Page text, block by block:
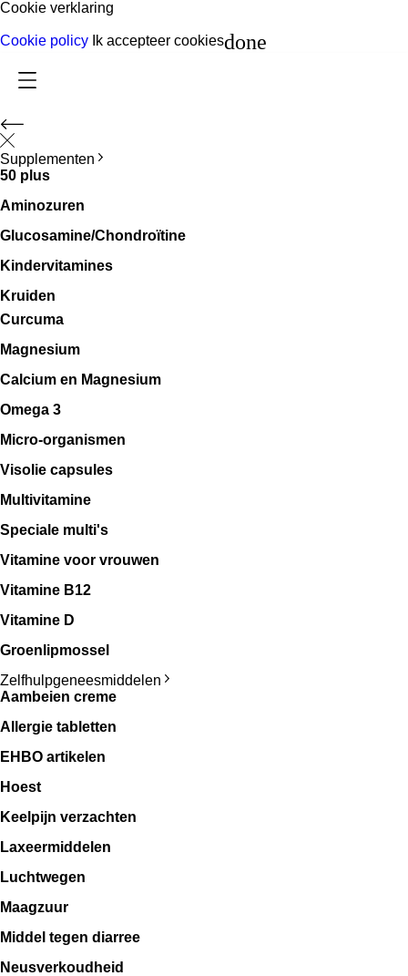
Cookie verklaring
Cookie policy Ik accepteer cookiesdone
Supplementen
50 plus
Aminozuren
Glucosamine/Chondroïtine
Kindervitamines
Kruiden
Curcuma
Magnesium
Calcium en Magnesium
Omega 3
Micro-organismen
Visolie capsules
Multivitamine
Speciale multi's
Vitamine voor vrouwen
Vitamine B12
Vitamine D
Groenlipmossel
Zelfhulpgeneesmiddelen
Aambeien creme
Allergie tabletten
EHBO artikelen
Hoest
Keelpijn verzachten
Laxeermiddelen
Luchtwegen
Maagzuur
Middel tegen diarree
Neusverkoudheid